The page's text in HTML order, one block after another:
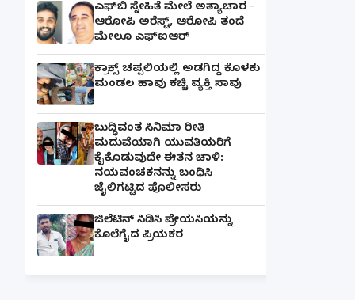
ಎಫ್‌ಬಿ ಸ್ನೇಹಿತೆ ಮೇಲೆ ಅತ್ಯಾಚಾರ -
ಆರೋಪಿ ಅರೆಸ್ಟ್, ಆರೋಪಿ ತಂದೆ
ಮೇಲೂ ಎಫ್ಐಆರ್
ಕ್ರಾಕ್ಸ್ ಚಪ್ಪಲಿಯಲ್ಲಿ ಅಡಗಿದ್ದ ಕೊಳಕು
ಮಂಡಲ ಹಾವು ಕಚ್ಚಿ ವ್ಯಕ್ತಿ ಸಾವು
ಬುದ್ಧಿವಂತ ಸಿನಿಮಾ ರೀತಿ
ಮದುವೆಯಾಗಿ ಯುವತಿಯರಿಗೆ
ಕೈಕೊಡುವುದೇ ಈತನ ಚಾಳಿ:
ನಯವಂಚಕನನ್ನು ಬಂಧಿಸಿ
ಜೈಲಿಗಟ್ಟಿದ ಪೊಲೀಸರು
ಜಿಲೆಟಿನ್ ಸಿಡಿಸಿ ಪ್ರೇಯಸಿಯನ್ನು
ಕೊಲೆಗೈದ ಪ್ರಿಯಕರ